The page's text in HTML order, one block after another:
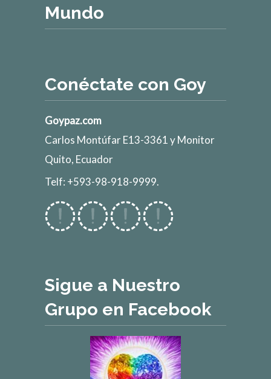
Mundo
Conéctate con Goy
Goypaz.com
Carlos Montúfar E13-3361 y Monitor
Quito, Ecuador
Telf: +593-98-918-9999.
Sigue a Nuestro
Grupo en Facebook